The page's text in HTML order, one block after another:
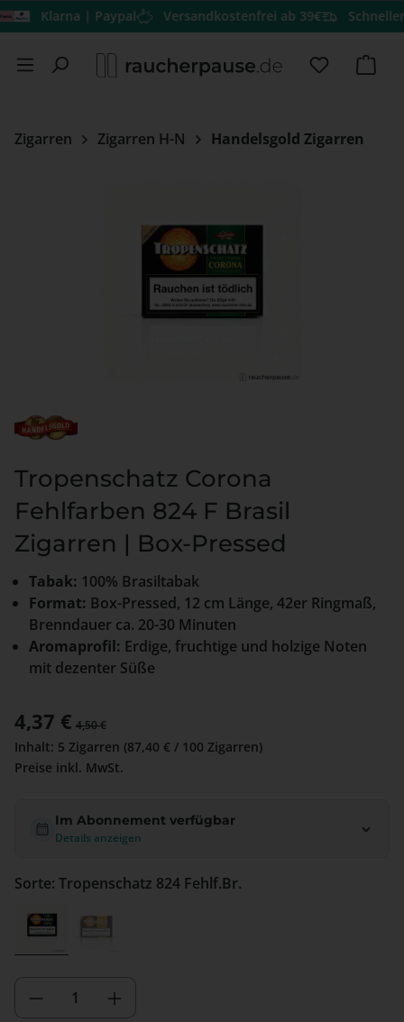
Zum Hauptinhalt springen
Klarna | Paypal Versandkostenfrei ab 39€ Schneller
Du hast
Zigarren Zigarren H-N Handelsgold Zigarren
Tropenschatz Corona
Fehlfarben 824 F Brasil
Zigarren | Box-Pressed
Tabak: 100% Brasiltabak
Format: Box-Pressed, 12 cm Länge, 42er Ringmaß,
Brenndauer ca. 20-30 Minuten
Aromaprofil: Erdige, fruchtige und holzige Noten
mit dezenter Süße
Verkaufspreis:
4,37 € Regulärer Preis:
4,50 €
Inhalt: 5 Zigarren (87,40 € / 100 Zigarren)
Preise inkl. MwSt.
Im Abonnement verfügbar
Details anzeigen
Sorte: Tropenschatz 824 Fehlf.Br.
Tropenschatz 824 Fehlf.Br.
Produkt Anzahl: Gib den